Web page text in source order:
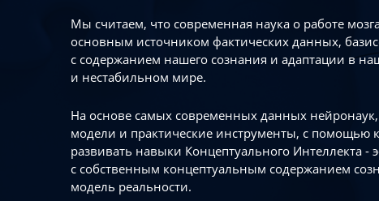
Мы считаем, что современная наука о работе
основным источником фактических данных,
с содержанием нашего сознания и адаптации в
и нестабильном мире.
На основе самых современных данных
модели и практические инструменты, с помощью
развивать навыки Концептуального Интеллекта -
с собственным концептуальным содержанием
модель реальности.